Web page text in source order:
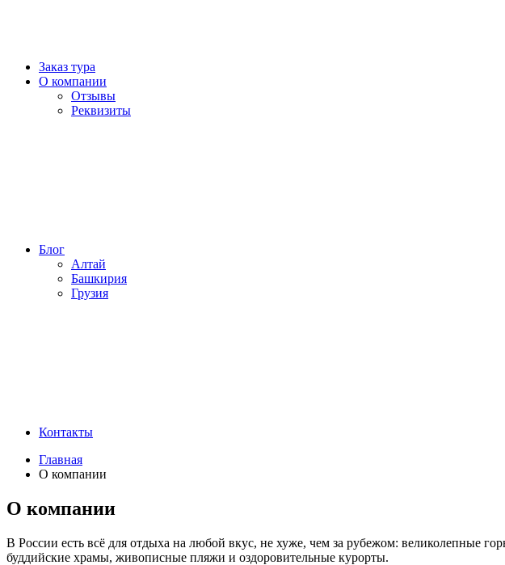
Заказ тура
О компании
Отзывы
Реквизиты
Блог
Алтай
Башкирия
Грузия
Контакты
Главная
О компании
О компании
В России есть всё для отдыха на любой вкус, не хуже, чем за рубежом: великолепные
буддийские храмы, живописные пляжи и оздоровительные курорты.